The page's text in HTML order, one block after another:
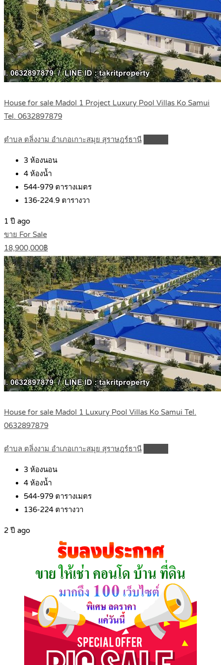
House for sale Madol 1 Project Luxury Pool Villas Ko Samui
Tel. 0632897879
ตำบล ตลิ่งงาม อำเภอเกาะสมุย สุราษฎร์ธานี
3 ห้องนอน
4 ห้องน้ำ
544-979 ตารางเมตร
136-224.9 ตารางวา
1 ปี ago
ขาย For Sale
18,900,000฿
House for sale Madol 1 Luxury Pool Villas Ko Samui Tel.
0632897879
ตำบล ตลิ่งงาม อำเภอเกาะสมุย สุราษฎร์ธานี
3 ห้องนอน
4 ห้องน้ำ
544-979 ตารางเมตร
136-224 ตารางวา
2 ปี ago